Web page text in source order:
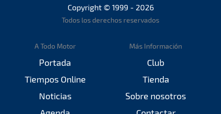
Copyright © 1999 - 2026
Todos los derechos reservados
A Todo Motor
Portada
Tiempos Online
Noticias
Más Información
Club
Tienda
Sobre nosotros